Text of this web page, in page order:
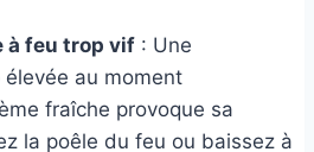
à feu trop vif : Une
au moment
fraîche provoque sa
la poêle du feu ou baissez à